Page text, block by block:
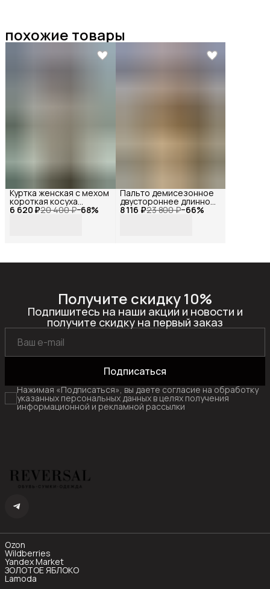
похожие товары
6 620 ₽20 400 ₽−68%
Куртка женская с мехом
короткая косуха
черная, Reversal, YDP- 8 116 ₽23 800 ₽−66%
Пальто демисезонное
двустороннее длинное
оверсайз с мехом,
Получите скидку 10%
Подпишитесь на наши акции и новости и
получите скидку на первый заказ
Подписаться
Нажимая «Подписаться», вы даете согласие на обработку
указанных персональных данных в целях получения
информационной и рекламной рассылки
Ozon
Wildberries
Yandex Market
ЗОЛОТОЕ ЯБЛОКО
Lamoda